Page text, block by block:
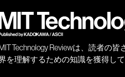
Technology Reviewは、読者の
を理解するための知識を獲得し